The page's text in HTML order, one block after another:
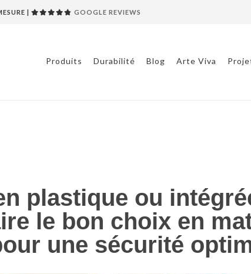
| GOOGLE REVIEWS
Produits Durabilité Blog Arte Viva
ou en caoutchouc ? – Faire le bon choix en
plastique ou
le bon choix en
une sécurité